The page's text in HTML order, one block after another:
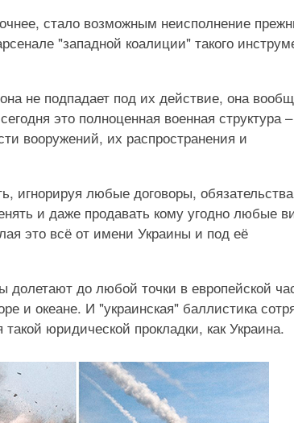
стало возможным неисполнение
"западной коалиции" такого
не подпадает под их действие, она
это полноценная военная структура –
вооружений, их распространения и
игнорируя любые договоры,
и даже продавать кому угодно любые
это всё от имени Украины и под её
долетают до любой точки в европейской
и океане. И "украинская" баллистика
юридической прокладки, как Украина.